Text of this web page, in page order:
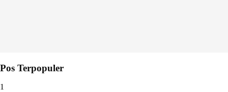
Pos Terpopuler
1